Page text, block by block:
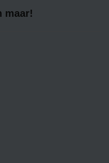
maar!